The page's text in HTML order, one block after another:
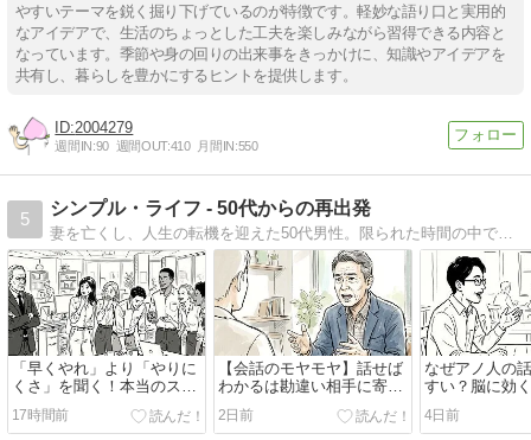
やすいテーマを鋭く掘り下げているのが特徴です。軽妙な語り口と実用的
なアイデアで、生活のちょっとした工夫を楽しみながら習得できる内容と
なっています。季節や身の回りの出来事をきっかけに、知識やアイデアを
共有し、暮らしを豊かにするヒントを提供します。
2004279
週間IN:90 週間OUT:410 月間IN:550
5
シンプル・ライフ - 50代からの再出発
妻を亡くし、人生の転機を迎えた50代男性。限られた時間の中で、本当に大切なものを見つめ直し、シンプルで豊かな暮らしを目指します。断捨離、家事、健康など、日々の暮らしの中で得た気づきや学びを綴っていきます。
「早くやれ」より「やりに
くさ」を聞く！本当のスマ
ート思考
17時間前
【会話のモヤモヤ】話せば
わかるは勘違い相手に寄り
添う伝え方
2日前
なぜアノ人の
すい？脳に効
会話術
4日前